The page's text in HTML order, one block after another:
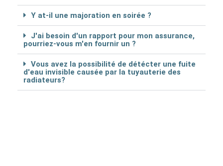
Y at-il une majoration en soirée ?
J'ai besoin d'un rapport pour mon assurance,
pourriez-vous m'en fournir un ?
Vous avez la possibilité de détécter une fuite
d'eau invisible causée par la tuyauterie des
radiateurs?